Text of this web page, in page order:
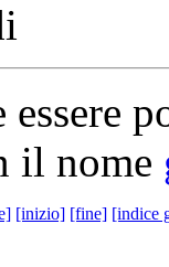
essere
il nome
[inizio] [fine] [indice